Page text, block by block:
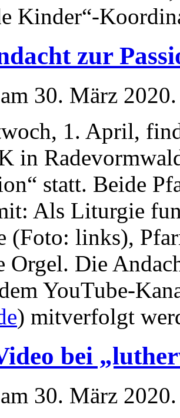
Kinder“-
zur
30. März 2020.
1. April,
in
statt. Beide
Als Liturgie
(Foto: links),
Orgel. Die
YouTube-
) mitverfolgt
bei
30. März 2020.